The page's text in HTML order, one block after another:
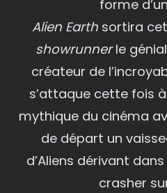
forme
Alien Earth sortira
showrunnerle génial
créateur de
s’attaque cette fois
mythique du cinéma
de départ un
d’Aliens dérivant
crasher